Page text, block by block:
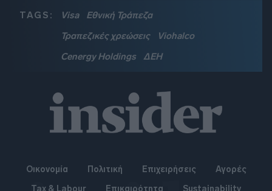
TAGS: Visa
Εθνική Τράπεζα
Τραπεζικές χρεώσεις
Viohalco
Cenergy Holdings
ΔΕΗ
Οικονομία Πολιτική Επιχειρήσεις
Αγορές
Tax & Labour
Επικαιρότητα Sustainability